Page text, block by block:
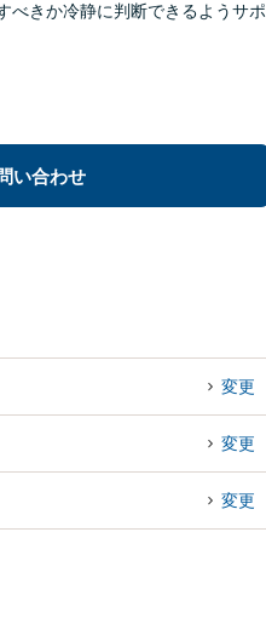
べきか冷静に判断できるようサポ
い合わせ
変更
変更
変更